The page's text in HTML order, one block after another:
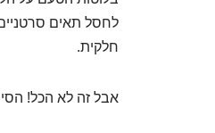
לחסל תאים
חלקית.
אבל זה לא הכל!